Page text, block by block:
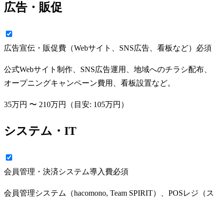
広告・販促
広告宣伝・販促費（Webサイト、SNS広告、看板など） 必須
公式Webサイト制作、SNS広告運用、地域へのチラシ配布、
オープニングキャンペーン費用、看板設置など。
35万円 〜 210万円 （目安: 105万円 ）
システム・IT
会員管理・決済システム導入費必須
会員管理システム（hacomono, Team SPIRIT）、POSレジ（ス